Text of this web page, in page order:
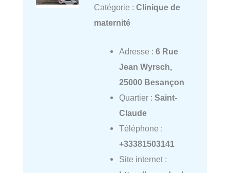
Catégorie : Clinique de
maternité
Adresse : 6 Rue
Jean Wyrsch,
25000 Besançon
Quartier : Saint-
Claude
Téléphone :
+33381503141
Site internet :